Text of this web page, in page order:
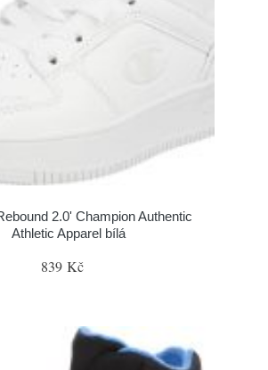
2.0' Champion Authentic
Athletic Apparel bílá
839 Kč